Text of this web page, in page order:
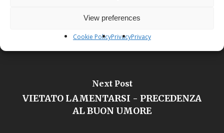
View preferences
Cookie PolicyPrivacyPrivacy
Next Post
VIETATO LAMENTARSI - PRECEDENZA
AL BUON UMORE